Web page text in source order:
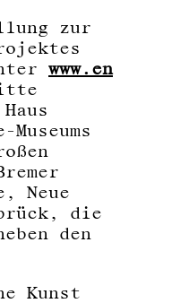
zur
www.en
Neue
die
den
Kunst